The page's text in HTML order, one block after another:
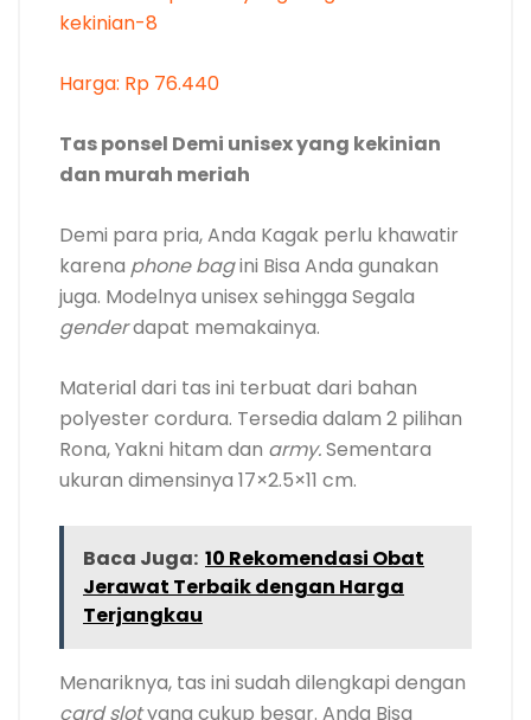
Harga: Rp 76.440
Tas ponsel Demi unisex yang kekinian
dan murah meriah
Demi para pria, Anda Kagak perlu khawatir
karena phone bagini Bisa Anda gunakan
juga. Modelnya unisex sehingga Segala
genderdapat memakainya.
Material dari tas ini terbuat dari bahan
polyester cordura. Tersedia dalam 2 pilihan
Rona, Yakni hitam dan army.Sementara
ukuran dimensinya 17×2.5×11 cm.
Baca Juga: 10 Rekomendasi Obat
Jerawat Terbaik dengan Harga
Terjangkau
Menariknya, tas ini sudah dilengkapi dengan
card slotyang cukup besar. Anda Bisa